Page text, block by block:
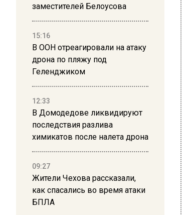
заместителей Белоусова
15:16
В ООН отреагировали на атаку
дрона по пляжу под
Геленджиком
12:33
В Домодедове ликвидируют
последствия разлива
химикатов после налета дрона
09:27
Жители Чехова рассказали,
как спасались во время атаки
БПЛА